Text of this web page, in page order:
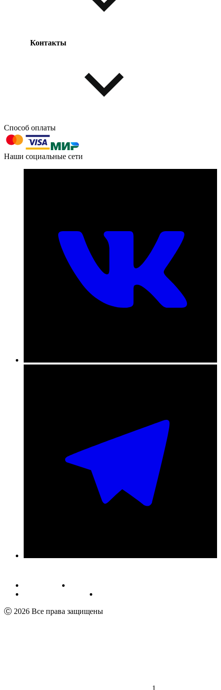
Контакты
603004, г. Нижний Новгород, проспект Ленина, д. 95
Номер телефона для связи:
+7 (831) 290-86-98
Способ оплаты
Наши социальные сети
Публичная оферта
Пользовательское соглашение
Ⓒ 2026 Все права защищены